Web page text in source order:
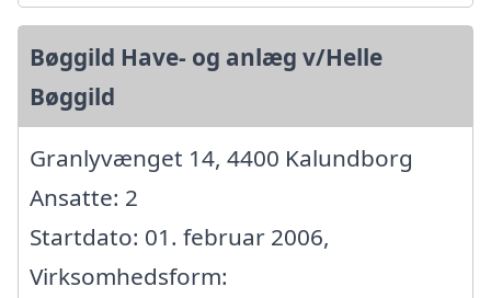
Bøggild Have- og anlæg v/Helle
Bøggild
Granlyvænget 14, 4400 Kalundborg
Ansatte: 2
Startdato: 01. februar 2006,
Virksomhedsform: